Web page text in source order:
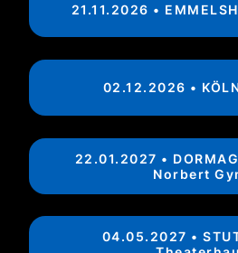
21.11.2026 •
02.12.2026 •
22.01.2027 •
Norbert
04.05.2027 •